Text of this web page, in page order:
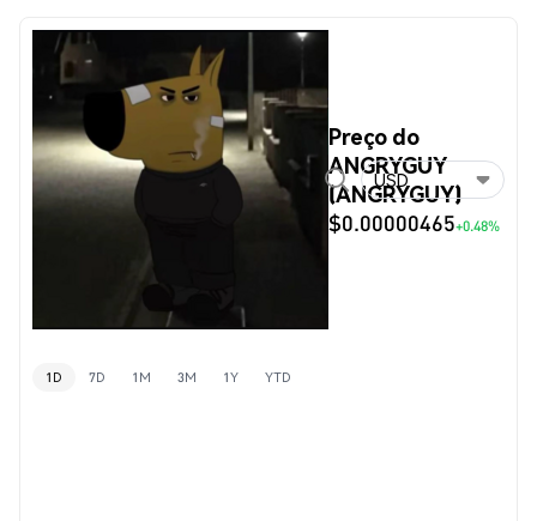
Preço do
ANGRYGUY
(ANGRYGUY)
$0.00000465+0.48%
USD
1D 7D 1M 3M 1Y YTD